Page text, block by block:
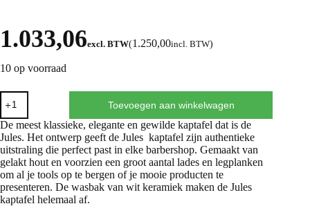
1.033,06excl. BTW(1.250,00incl. BTW)
10 op voorraad
Toevoegen aan winkelwagen
De meest klassieke, elegante en gewilde kaptafel dat is de
Jules. Het ontwerp geeft de Jules kaptafel zijn authentieke
uitstraling die perfect past in elke barbershop. Gemaakt van
gelakt hout en voorzien een groot aantal lades en legplanken
om al je tools op te bergen of je mooie producten te
presenteren. De wasbak van wit keramiek maken de Jules
kaptafel helemaal af.